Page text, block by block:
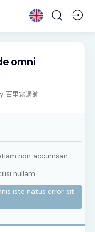
omni
百里霧講師
non accumsan
nullam
iste natus error sit